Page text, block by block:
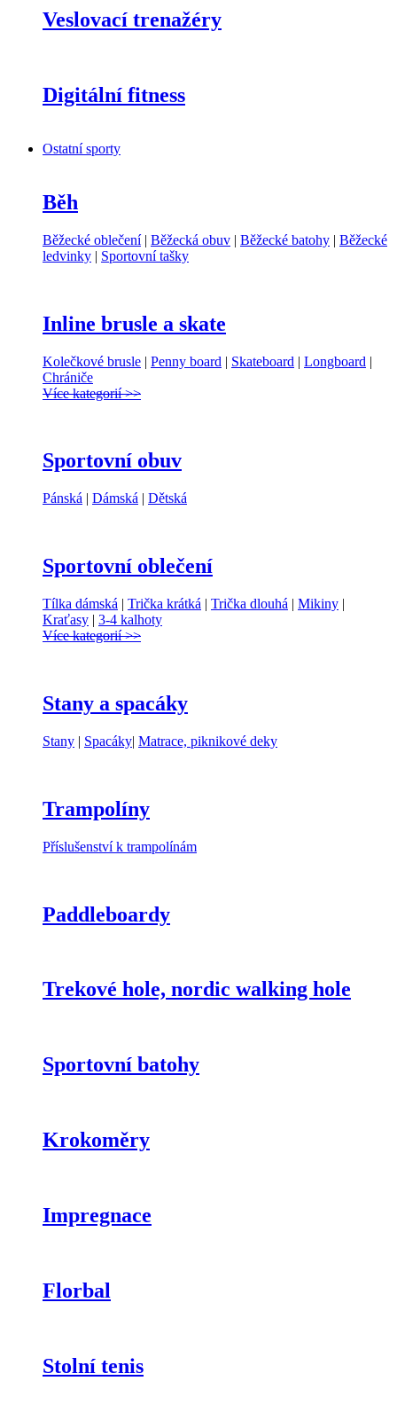
Veslovací trenažéry
Digitální fitness
Ostatní sporty
Běh
Běžecké oblečení| Běžecká obuv | Běžecké batohy | Běžecké
ledvinky | Sportovní tašky
Inline brusle a skate
Kolečkové brusle | Penny board | Skateboard | Longboard |
Chrániče
Více kategorií >>
Sportovní obuv
Pánská | Dámská | Dětská
Sportovní oblečení
Tílka dámská | Trička krátká | Trička dlouhá | Mikiny |
Kraťasy | 3-4 kalhoty
Více kategorií >>
Stany a spacáky
Stany | Spacáky| Matrace, piknikové deky
Trampolíny
Příslušenství k trampolínám
Paddleboardy
Trekové hole, nordic walking hole
Sportovní batohy
Krokoměry
Impregnace
Florbal
Stolní tenis